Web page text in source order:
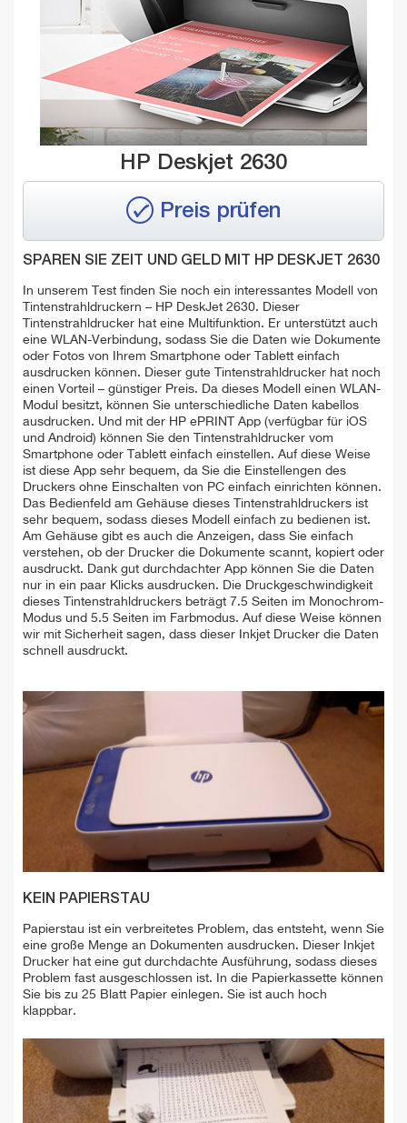
HP Deskjet 2630
Preis prüfen
SPAREN SIE ZEIT UND GELD MIT HP DESKJET 2630
In unserem Test finden Sie noch ein interessantes Modell von
Tintenstrahldruckern – HP DeskJet 2630. Dieser
Tintenstrahldrucker hat eine Multifunktion. Er unterstützt auch
eine WLAN-Verbindung, sodass Sie die Daten wie Dokumente
oder Fotos von Ihrem Smartphone oder Tablett einfach
ausdrucken können. Dieser gute Tintenstrahldrucker hat noch
einen Vorteil – günstiger Preis. Da dieses Modell einen WLAN-
Modul besitzt, können Sie unterschiedliche Daten kabellos
ausdrucken. Und mit der HP ePRINT App (verfügbar für iOS
und Android) können Sie den Tintenstrahldrucker vom
Smartphone oder Tablett einfach einstellen. Auf diese Weise
ist diese App sehr bequem, da Sie die Einstellengen des
Druckers ohne Einschalten von PC einfach einrichten können.
Das Bedienfeld am Gehäuse dieses Tintenstrahldruckers ist
sehr bequem, sodass dieses Modell einfach zu bedienen ist.
Am Gehäuse gibt es auch die Anzeigen, dass Sie einfach
verstehen, ob der Drucker die Dokumente scannt, kopiert oder
ausdruckt. Dank gut durchdachter App können Sie die Daten
nur in ein paar Klicks ausdrucken. Die Druckgeschwindigkeit
dieses Tintenstrahldruckers beträgt 7.5 Seiten im Monochrom-
Modus und 5.5 Seiten im Farbmodus. Auf diese Weise können
wir mit Sicherheit sagen, dass dieser Inkjet Drucker die Daten
schnell ausdruckt.
KEIN PAPIERSTAU
Papierstau ist ein verbreitetes Problem, das entsteht, wenn Sie
eine große Menge an Dokumenten ausdrucken. Dieser Inkjet
Drucker hat eine gut durchdachte Ausführung, sodass dieses
Problem fast ausgeschlossen ist. In die Papierkassette können
Sie bis zu 25 Blatt Papier einlegen. Sie ist auch hoch
klappbar.